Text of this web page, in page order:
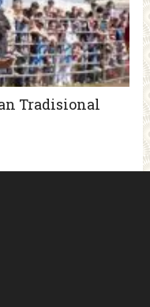
Tradisional